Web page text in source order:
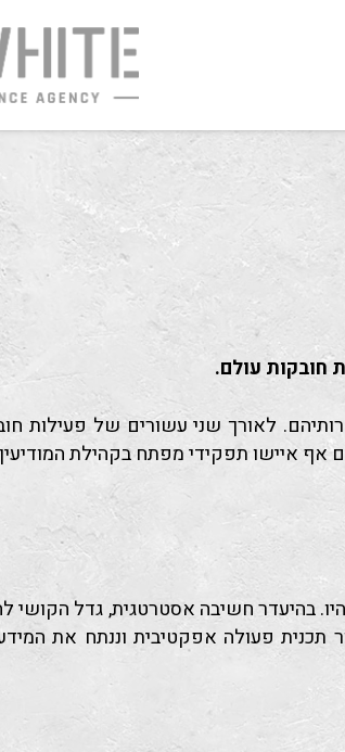
חובקות עולם.
מטרותיהם. לאורך שני עשורים של
אף איישו תפקידי מפתח בקהילת
חשיבה אסטרטגית, גדל הקושי
תכנית פעולה אפקטיבית וננתח את